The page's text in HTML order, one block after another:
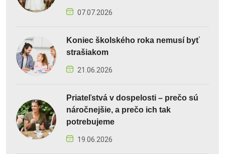
07.07.2026
Koniec školského roka nemusí byť
strašiakom
21.06.2026
Priateľstvá v dospelosti – prečo sú
náročnejšie, a prečo ich tak
potrebujeme
19.06.2026